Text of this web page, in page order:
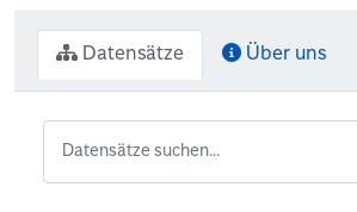
Datensätze Über uns